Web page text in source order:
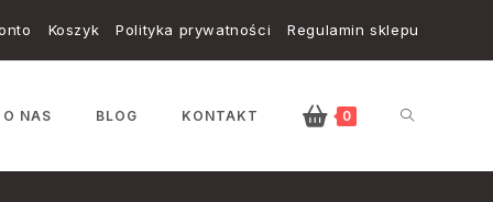
Koszyk Polityka prywatności Regulamin sklepu
O NAS BLOG KONTAKT 0 TOGGLE